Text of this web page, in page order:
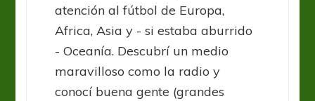
atención al fútbol de Europa,
Africa, Asia y - si estaba aburrido
- Oceanía. Descubrí un medio
maravilloso como la radio y
conocí buena gente (grandes